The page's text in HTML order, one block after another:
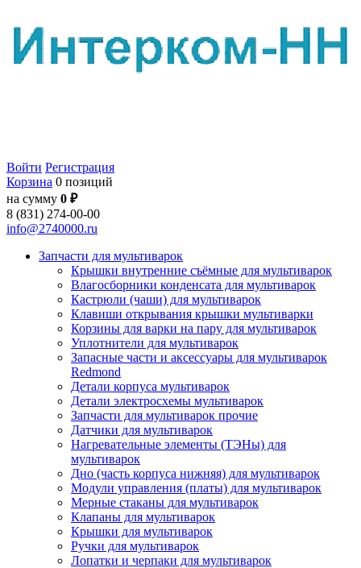
Войти Регистрация
Корзина 0 позиций
на сумму 0 ₽
8 (831) 274-00-00
info@2740000.ru
Запчасти для мультиварок
Крышки внутренние съёмные для мультиварок
Влагосборники конденсата для мультиварок
Кастрюли (чаши) для мультиварок
Клавиши открывания крышки мультиварки
Корзины для варки на пару для мультиварок
Уплотнители для мультиварок
Запасные части и аксессуары для мультиварок
Redmond
Детали корпуса мультиварок
Детали электросхемы мультиварок
Запчасти для мультиварок прочие
Датчики для мультиварок
Нагревательные элементы (ТЭНы) для
мультиварок
Дно (часть корпуса нижняя) для мультиварок
Модули управления (платы) для мультиварок
Мерные стаканы для мультиварок
Клапаны для мультиварок
Крышки для мультиварок
Ручки для мультиварок
Лопатки и черпаки для мультиварок